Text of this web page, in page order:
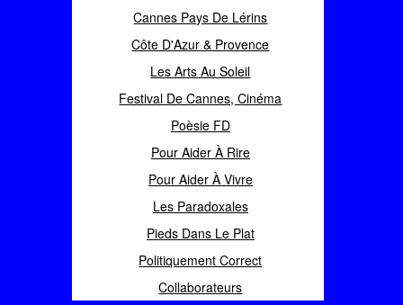
Cannes Pays De Lérins
Côte D'Azur & Provence
Les Arts Au Soleil
Festival De Cannes, Cinéma
Poèsie FD
Pour Aider À Rire
Pour Aider À Vivre
Les Paradoxales
Pieds Dans Le Plat
Politiquement Correct
Collaborateurs